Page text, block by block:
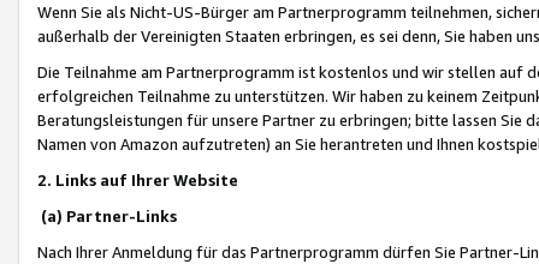
Wenn Sie als Nicht-US-Bürger am Partnerprogramm teilnehmen,
außerhalb der Vereinigten Staaten erbringen, es sei denn, Sie haben
Die Teilnahme am Partnerprogramm ist kostenlos und wir stellen auf
erfolgreichen Teilnahme zu unterstützen. Wir haben zu keinem
Beratungsleistungen für unsere Partner zu erbringen; bitte lassen Sie
Namen von Amazon aufzutreten) an Sie herantreten und Ihnen
2. Links auf Ihrer Website
(a) Partner-Links
Nach Ihrer Anmeldung für das Partnerprogramm dürfen Sie Partner-